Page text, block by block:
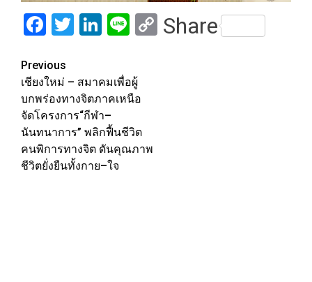
Facebook
Twitter
LinkedIn
LineCopy
Share
Post
navigation
Previous
เชียงใหม่ – สมาคมเพื่อผู้
บกพร่องทางจิตภาคเหนือ
จัดโครงการ“กีฬา–
นันทนาการ” พลิกฟื้นชีวิต
คนพิการทางจิต ดันคุณภาพ
ชีวิตยั่งยืนทั้งกาย–ใจ